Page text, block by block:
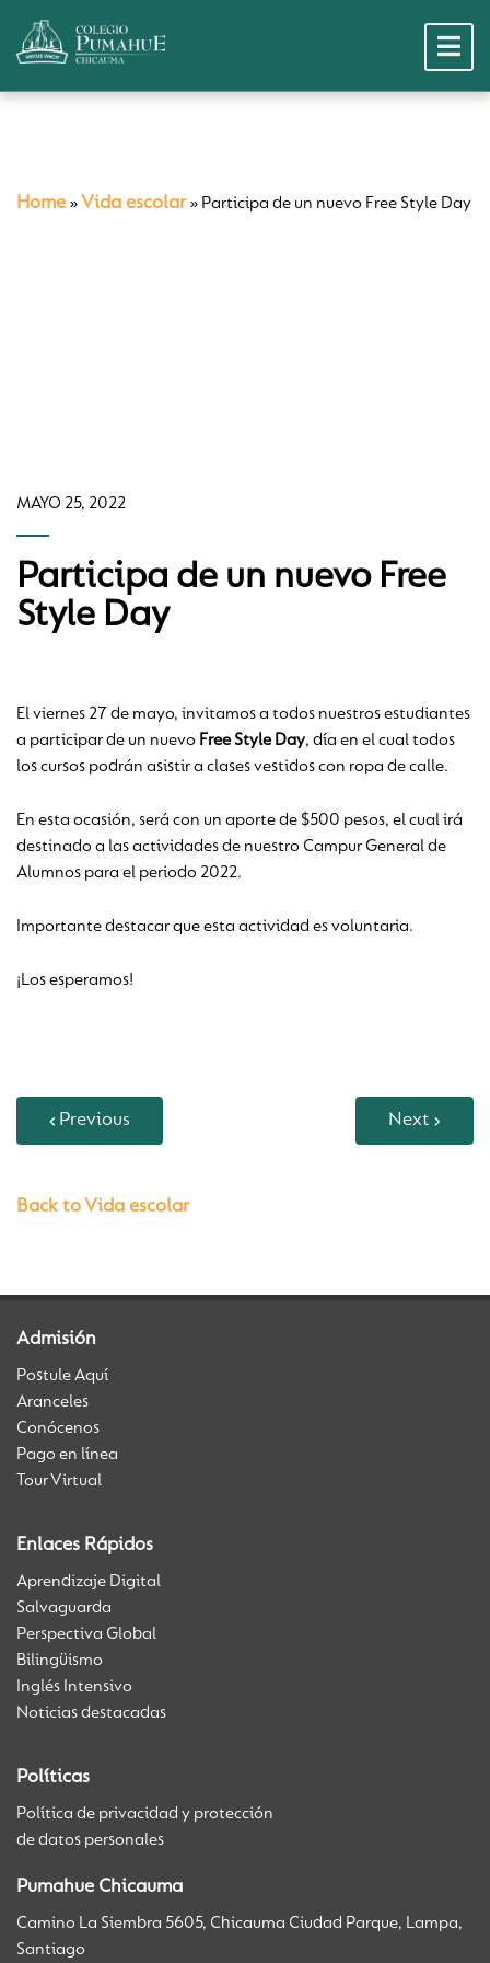
Home » Vida escolar» Participa de un nuevo Free Style Day
MAYO 25, 2022
Participa de un nuevo Free
Style Day
El viernes 27 de mayo, invitamos a todos nuestros estudiantes
a participar de un nuevo Free Style Day, día en el cual todos
los cursos podrán asistir a clases vestidos con ropa de calle.
En esta ocasión, será con un aporte de $500 pesos, el cual irá
destinado a las actividades de nuestro Campur General de
Alumnos para el periodo 2022.
Importante destacar que esta actividad es voluntaria.
¡Los esperamos!
Previous Next
Back to Vida escolar
Admisión
Postule Aquí
Aranceles
Conócenos
Pago en línea
Tour Virtual
Enlaces Rápidos
Aprendizaje Digital
Salvaguarda
Perspectiva Global
Bilingüismo
Inglés Intensivo
Noticias destacadas
Políticas
Política de privacidad y protección
de datos personales
Pumahue Chicauma
Camino La Siembra 5605, Chicauma Ciudad Parque, Lampa,
Santiago